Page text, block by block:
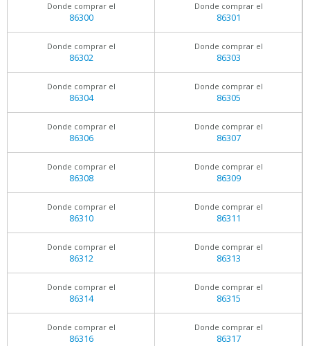
Donde comprar el
86300
Donde comprar el
86301
Donde comprar el
86302
Donde comprar el
86303
Donde comprar el
86304
Donde comprar el
86305
Donde comprar el
86306
Donde comprar el
86307
Donde comprar el
86308
Donde comprar el
86309
Donde comprar el
86310
Donde comprar el
86311
Donde comprar el
86312
Donde comprar el
86313
Donde comprar el
86314
Donde comprar el
86315
Donde comprar el
86316
Donde comprar el
86317